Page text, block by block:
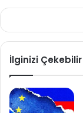
İlginizi Çekebilir